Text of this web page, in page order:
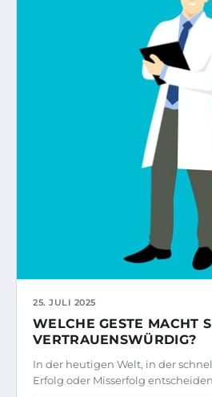
25. JULI 2025
WELCHE GESTE MACHT
VERTRAUENSWÜRDIG?
In der heutigen Welt, in der
Erfolg oder Misserfolg